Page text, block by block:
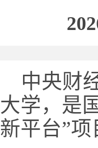
中央财
大学， 是
新平台”项